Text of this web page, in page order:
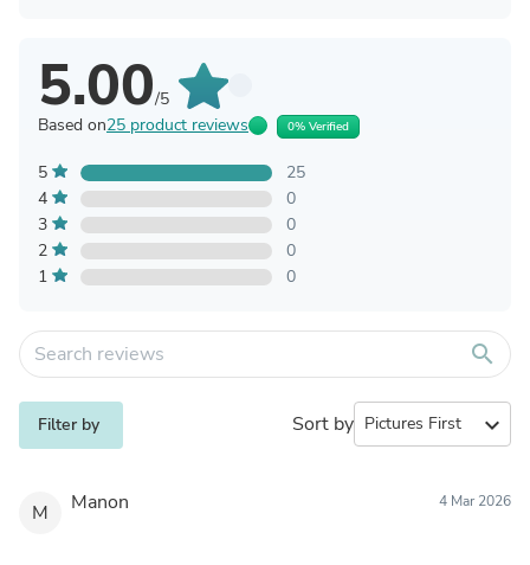
5.00/5
Based on25 product reviews 0% Verified
5
25
4
0
3
0
2
0
1
0
search
Filter by Sort by expand_more
M Manon 4 Mar 2026